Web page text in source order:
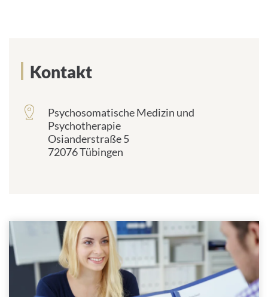
Kontakt
frontend.sr-
only_#
{element.icon}:
Psychosomatische Medizin und
Psychotherapie
Osianderstraße 5
72076 Tübingen